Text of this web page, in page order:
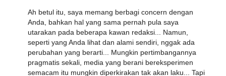
Ah betul itu, saya memang berbagi concern dengan
Anda, bahkan hal yang sama pernah pula saya
utarakan pada beberapa kawan redaksi... Namun,
seperti yang Anda lihat dan alami sendiri, nggak ada
perubahan yang berarti... Mungkin pertimbangannya
pragmatis sekali, media yang berani bereksperimen
semacam itu mungkin diperkirakan tak akan laku... Tapi